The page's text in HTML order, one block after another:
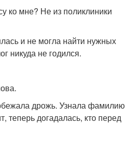
ко мне? Не из поликлиники
и не могла найти нужных
никуда не годился.
дрожь. Узнала фамилию
теперь догадалась, кто перед